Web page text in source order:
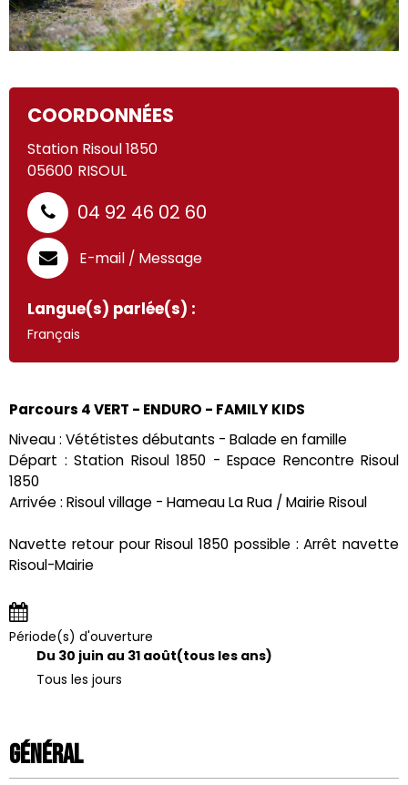
COORDONNÉES
Station Risoul 1850
05600 RISOUL
04 92 46 02 60
E-mail / Message
Langue(s) parlée(s) :
Français
Parcours 4 VERT - ENDURO - FAMILY KIDS
Niveau : Vététistes débutants - Balade en famille
Départ : Station Risoul 1850 - Espace Rencontre Risoul
1850
Arrivée : Risoul village - Hameau La Rua / Mairie Risoul
Navette retour pour Risoul 1850 possible : Arrêt navette
Risoul-Mairie
Période(s) d'ouverture
Du 30 juin au 31 août(tous les ans)
Tous les jours
Général